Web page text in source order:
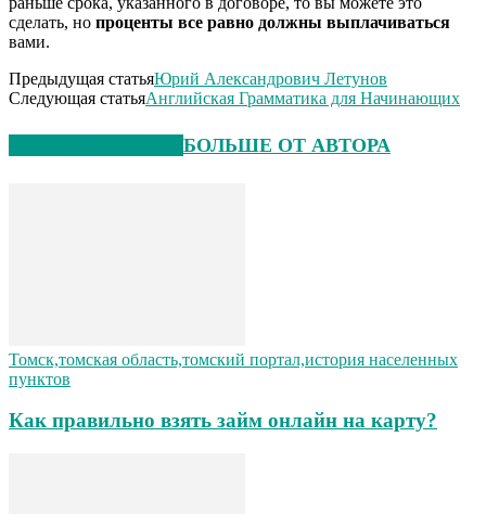
сделать, но проценты все равно должны выплачиваться
вами.
Предыдущая статьяЮрий Александрович Летунов
Следующая статьяАнглийская Грамматика для Начинающих
БОЛЬШЕ ОТ АВТОРА
Томск,томская область,томский портал,история населенных
пунктов
Как правильно взять займ онлайн на карту?